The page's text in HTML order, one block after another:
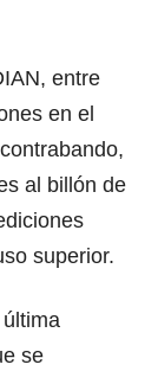
entre
en el
al billón de
superior.
se